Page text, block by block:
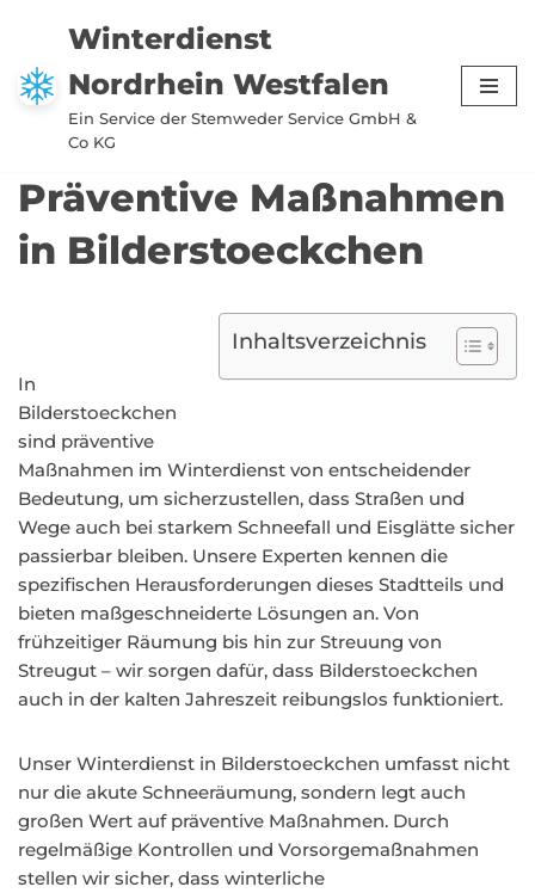
Zum
Inhalt
springen
Winterdienst
Nordrhein Westfalen
Ein Service der Stemweder Service GmbH &
Co KG
Präventive Maßnahmen
in Bilderstoeckchen
Inhaltsverzeichnis
In
Bilderstoeckchen
sind präventive
Maßnahmen im Winterdienst von entscheidender
Bedeutung, um sicherzustellen, dass Straßen und
Wege auch bei starkem Schneefall und Eisglätte sicher
passierbar bleiben. Unsere Experten kennen die
spezifischen Herausforderungen dieses Stadtteils und
bieten maßgeschneiderte Lösungen an. Von
frühzeitiger Räumung bis hin zur Streuung von
Streugut – wir sorgen dafür, dass Bilderstoeckchen
auch in der kalten Jahreszeit reibungslos funktioniert.
Unser Winterdienst in Bilderstoeckchen umfasst nicht
nur die akute Schneeräumung, sondern legt auch
großen Wert auf präventive Maßnahmen. Durch
regelmäßige Kontrollen und Vorsorgemaßnahmen
stellen wir sicher, dass winterliche